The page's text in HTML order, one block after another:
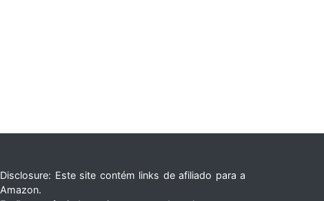
Disclosure: Este site contém links de afiliado para a
Amazon.